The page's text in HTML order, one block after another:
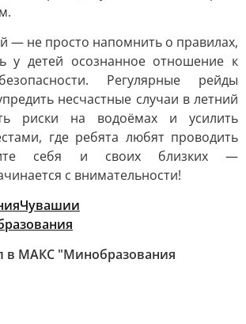
— не просто напомнить о правилах,
у детей осознанное отношение к
Регулярные рейды
несчастные случаи в летний
риски на водоёмах и усилить
где ребята любят проводить
себя и своих близких —
с внимательности!
в МАКС "Минобразования